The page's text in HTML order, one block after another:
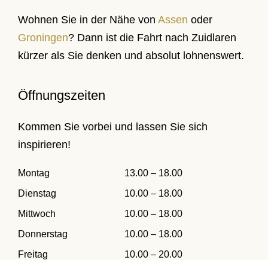
Wohnen Sie in der Nähe von Assen oder
Groningen? Dann ist die Fahrt nach Zuidlaren
kürzer als Sie denken und absolut lohnenswert.
Öffnungszeiten
Kommen Sie vorbei und lassen Sie sich
inspirieren!
Montag
13.00 – 18.00
Dienstag
10.00 – 18.00
Mittwoch
10.00 – 18.00
Donnerstag
10.00 – 18.00
Freitag
10.00 – 20.00